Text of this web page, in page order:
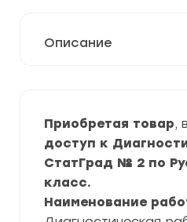
Описание
Приобретая товар,
доступ к
СтатГрад № 2 по
класс.
Наименование